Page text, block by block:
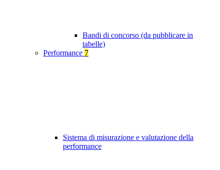
Bandi di concorso (da pubblicare in
tabelle)
Performance 7
Sistema di misurazione e valutazione della
performance